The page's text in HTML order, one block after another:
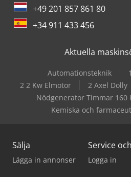
+49 201 857 861 80
+34 911 433 456
Aktuella
Automationsteknik
2 2 Kw Elmotor
2 Axel Dolly
Nödgenerator Timmar 160
Kemiska och
Sälja
Lägga in annonser
Service
Logga in